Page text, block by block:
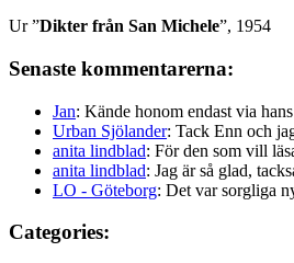
Ur ”Dikter från San Michele”, 1954
Senaste kommentarerna:
Jan: Kände honom endast via
Urban Sjölander: Tack Enn och
anita lindblad: För den som vill
anita lindblad: Jag är så glad,
LO - Göteborg: Det var sorgliga
Categories: